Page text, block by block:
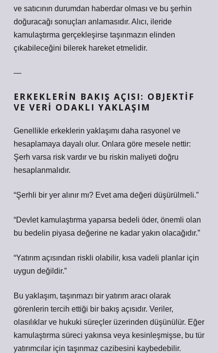
ve satıcının durumdan haberdar olması ve bu şerhin
doğuracağı sonuçları anlamasıdır. Alıcı, ileride
kamulaştırma gerçekleşirse taşınmazın elinden
çıkabileceğini bilerek hareket etmelidir.
—
ERKEKLERIN BAKIŞ AÇISI: OBJEKTIF
VE VERI ODAKLI YAKLAŞIM
Genellikle erkeklerin yaklaşımı daha rasyonel ve
hesaplamaya dayalı olur. Onlara göre mesele nettir:
Şerh varsa risk vardır ve bu riskin maliyeti doğru
hesaplanmalıdır.
“Şerhli bir yer alınır mı? Evet ama değeri düşürülmeli.”
“Devlet kamulaştırma yaparsa bedeli öder, önemli olan
bu bedelin piyasa değerine ne kadar yakın olacağıdır.”
“Yatırım açısından riskli olabilir, kısa vadeli planlar için
uygun değildir.”
Bu yaklaşım, taşınmazı bir yatırım aracı olarak
görenlerin tercih ettiği bir bakış açısıdır. Veriler,
olasılıklar ve hukuki süreçler üzerinden düşünülür. Eğer
kamulaştırma süreci yakınsa veya kesinleşmişse, bu tür
yatırımcılar için taşınmaz cazibesini kaybedebilir.